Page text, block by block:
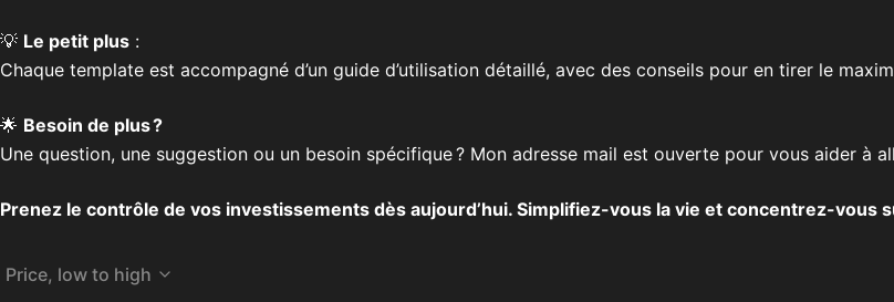
💡 Le petit plus :
Chaque template est accompagné d’un guide d’utilisation détaillé, avec des conseils pour en tirer le
🌟 Besoin de plus ?
Une question, une suggestion ou un besoin spécifique ? Mon adresse mail est ouverte pour vous aider à
Prenez le contrôle de vos investissements dès aujourd’hui. Simplifiez-vous la vie et concentrez-vous
Price, low to high